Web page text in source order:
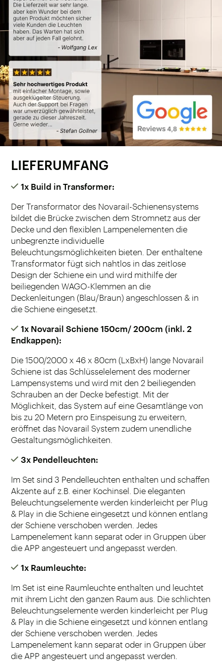
LIEFERUMFANG
1x Build in Transformer:
Der Transformator des Novarail-Schienen­systems
bildet die Brücke zwischen dem Stromnetz aus der
Decke und den flexiblen Lampenelementen die
unbegrenzte individuelle
Beleuchtungsmöglichkeiten bieten. Der enthaltene
Transformator fügt sich nahtlos in das zeitlose
Design der Schiene ein und wird mithilfe der
beiliegenden WAGO-Klemmen an die
Deckenleitungen (Blau/Braun) angeschlossen & in
die Schiene eingesetzt.
1x Novarail Schiene 150cm/ 200cm (inkl. 2
Endkappen):
Die 1500/2000 x 46 x 80cm (LxBxH) lange Novarail
Schiene ist das Schlüsselelement des moderner
Lampensystems und wird mit den 2 beiliegenden
Schrauben an der Decke befestigt. Mit der
Möglichkeit, das System auf eine Gesamtlänge von
bis zu 20 Metern pro Einspeisung zu erweitern,
eröffnet das Novarail System zudem unendliche
Gestaltungsmöglichkeiten.
3x Pendelleuchten:
Im Set sind 3 Pendelleuchten enthalten und schaffen
Akzente auf z.B. einer Kochinsel. Die eleganten
Beleuchtungselemente werden kinderleicht per Plug
& Play in die Schiene eingesetzt und können entlang
der Schiene verschoben werden. Jedes
Lampenelement kann separat oder in Gruppen über
die APP angesteuert und angepasst werden.
1x Raumleuchte:
Im Set ist eine Raumleuchte enthalten und leuchtet
mit ihrem Licht den ganzen Raum aus. Die schlichten
Beleuchtungselemente werden kinderleicht per Plug
& Play in die Schiene eingesetzt und können entlang
der Schiene verschoben werden. Jedes
Lampenelement kann separat oder in Gruppen über
die APP angesteuert und angepasst werden.